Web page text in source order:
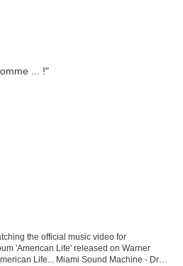
the official music video for
'American Life' released on Warner
Life... Miami Sound Machine - Dr